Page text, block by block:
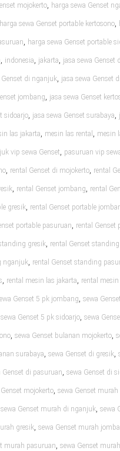
mojokerto, harga sewa Genset
harga sewa Genset portable kertosono,
, harga sewa Genset portable
, indonesia, jakarta, jasa sewa Genset
Genset di nganjuk, jasa sewa Genset
jombang, jasa sewa Genset
sidoarjo, jasa sewa Genset surabaya,
las jakarta, mesin las rental , mesin
vip sewa Genset, pasuruan vip
, rental Genset di mojokerto, rental
, rental Genset jombang, rental
gresik, rental Genset portable
portable pasuruan, rental Genset
gresik, rental Genset
nganjuk, rental Genset standing
, rental mesin las jakarta, rental
Genset 5 pk jombang, sewa
sewa Genset 5 pk sidoarjo, sewa
, sewa Genset bulanan mojokerto,
surabaya, sewa Genset di gresik,
Genset di pasuruan, sewa Genset di
mojokerto, sewa Genset
sewa Genset murah di nganjuk, sewa
gresik, sewa Genset murah
murah pasuruan, sewa Genset